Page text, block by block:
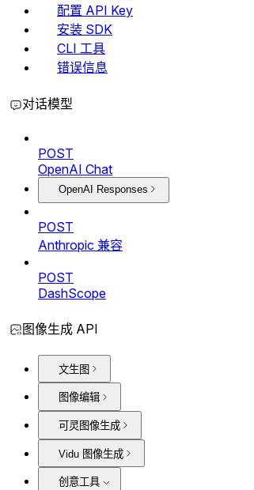
配置 API Key
安装 SDK
CLI 工具
错误信息
对话模型
POST
OpenAI Chat
OpenAI Responses
POST
Anthropic 兼容
POST
DashScope
图像生成 API
文生图
图像编辑
可灵图像生成
Vidu 图像生成
创意工具